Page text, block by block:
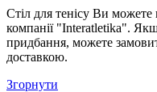
Стіл для тенісу Ви можете
компанії "Interatletika".
придбання, можете
доставкою.
Згорнути